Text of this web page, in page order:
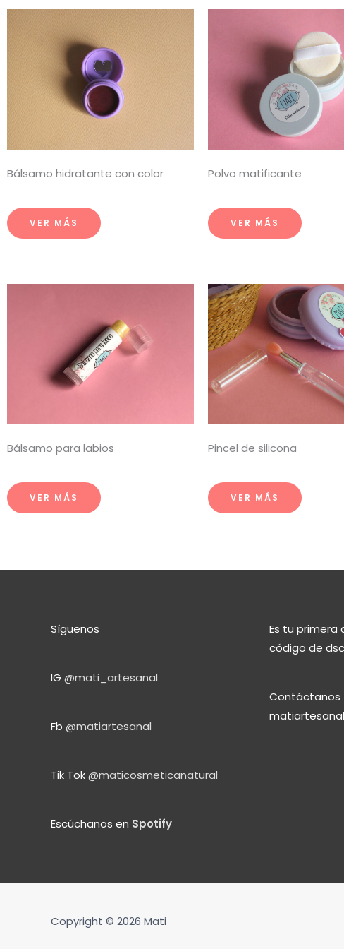
Bálsamo hidratante con color
VER MÁS
Polvo matificante
VER MÁS
Bálsamo para labios
VER MÁS
Pincel de silicona
VER MÁS
Síguenos
IG @mati_artesanal
Fb @matiartesanal
Tik Tok@maticosmeticanatural
Escúchanos en Spotify
Es tu primera
código de
Contáctanos
Copyright © 2026 Mati